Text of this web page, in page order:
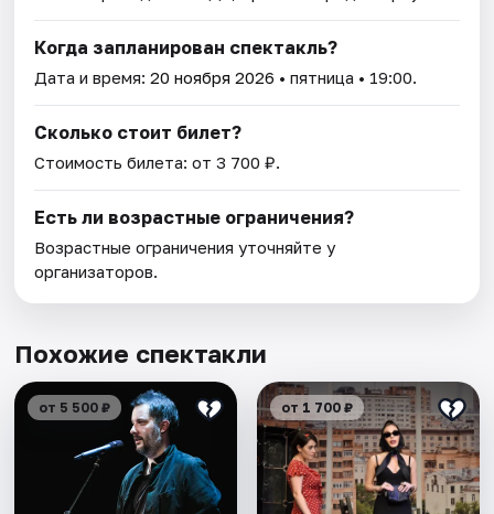
Когда запланирован спектакль?
Дата и время:20 ноября 2026 • пятница • 19:00.
Сколько стоит билет?
Стоимость билета: от 3 700 ₽.
Есть ли возрастные ограничения?
Возрастные ограничения уточняйте у
организаторов.
Похожие спектакли
от 5 500 ₽ от 1 700 ₽